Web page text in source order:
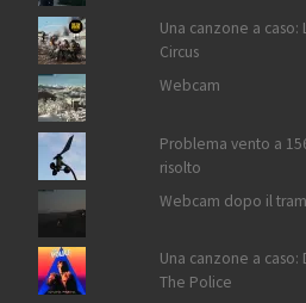
Una canzone a
Circus
Webcam
Problema vento a
risolto
Webcam dopo il
Una canzone a caso:
The Police